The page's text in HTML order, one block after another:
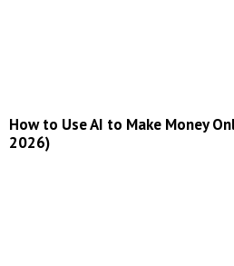
How to Use AI to Make Money
2026)